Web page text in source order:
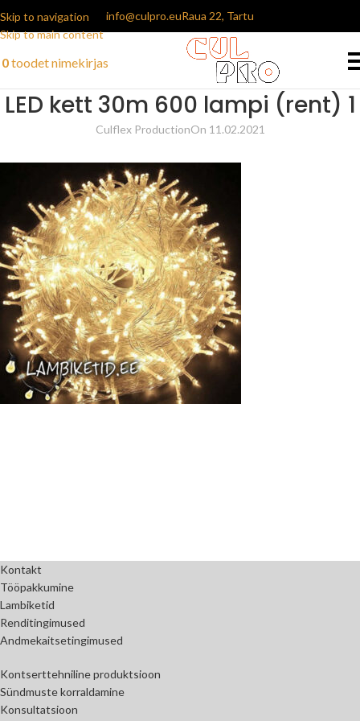
Skip to navigation
Skip to main content
info@culpro.euRaua 22, Tartu
0toodetnimekirjas
LED kett 30m 600 lampi (rent) 1
Culflex ProductionOn 11.02.2021
Kontakt
Tööpakkumine
Lambiketid
Renditingimused
Andmekaitsetingimused
Kontserttehniline produktsioon
Sündmuste korraldamine
Konsultatsioon